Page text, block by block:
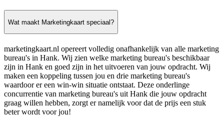
Wat maakt Marketingkaart speciaal?
marketingkaart.nl opereert volledig onafhankelijk van alle marketing
bureau's in Hank. Wij zien welke marketing bureau's beschikbaar
zijn in Hank en goed zijn in het uitvoeren van jouw opdracht. Wij
maken een koppeling tussen jou en drie marketing bureau's
waardoor er een win-win situatie ontstaat. Deze onderlinge
concurrentie van marketing bureau's uit Hank die jouw opdracht
graag willen hebben, zorgt er namelijk voor dat de prijs een stuk
beter wordt voor jou!